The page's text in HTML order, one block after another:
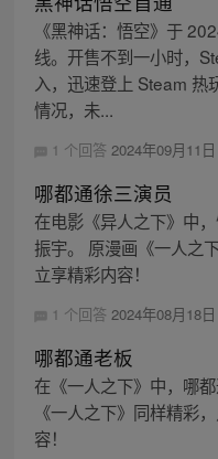
《黑神话：悟空》于
线。开售不到一小时，
入，迅速登上 Steam 热
情况，未...
1 个回答 2024年09月11
哪都通徐三演员
在电影《异人之下》中
振宇。 原漫画《一人之
立享精彩内容！
1 个回答 2024年08月18
哪都通老板
在《一人之下》中，哪
《一人之下》同样精彩
容！